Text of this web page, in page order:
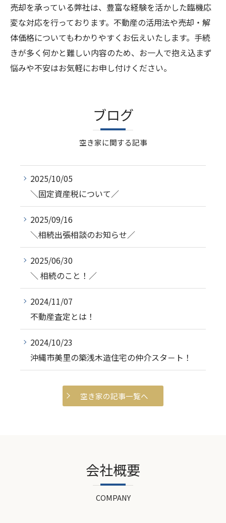
売却を承っている弊社は、豊富な経験を活かした臨機応
変な対応を行っております。不動産の活用法や売却・解
体価格についてもわかりやすくお伝えいたします。手続
きが多く何かと難しい内容のため、お一人で抱え込まず
悩みや不安はお気軽にお申し付けください。
ブログ
空き家に関する記事
2025/10/05
＼固定資産税について／
2025/09/16
＼相続出張相談のお知らせ／
2025/06/30
＼ 相続のこと！／
2024/11/07
不動産査定とは！
2024/10/23
沖縄市美里の築浅木造住宅の仲介スタ－ト！
空き家の記事一覧へ
会社概要
COMPANY